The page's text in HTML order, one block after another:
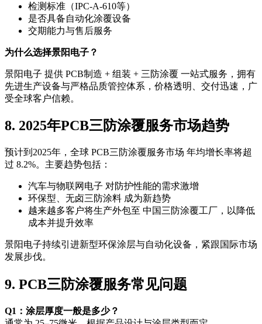
检测标准（IPC-A-610等）
是否具备自动化涂覆设备
交期能力与售后服务
为什么选择景阳电子？
景阳电子 提供 PCB制造 + 组装 + 三防涂覆 一站式服务，拥有
先进生产设备与严格品质管控体系，价格透明、交付迅速，广
受全球客户信赖。
8. 2025年PCB三防涂覆服务市场趋势
预计到2025年，全球 PCB三防涂覆服务市场 年均增长率将超
过 8.2%。主要趋势包括：
汽车与物联网电子 对防护性能的需求激增
环保型、无卤三防涂料 成为新趋势
越来越多客户将生产外包至 中国三防涂覆工厂，以降低
成本并提升效率
景阳电子持续引进新型环保涂层与自动化设备，紧跟国际市场
发展步伐。
9. PCB三防涂覆服务常见问题
Q1：涂层厚度一般是多少？